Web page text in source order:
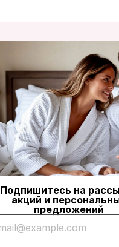
Подпишитесь на
акций и
предложений